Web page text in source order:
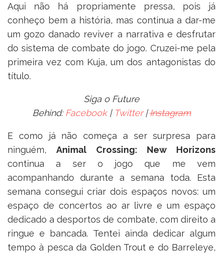
Aqui não há propriamente pressa, pois já
conheço bem a história, mas continua a dar-me
um gozo danado reviver a narrativa e desfrutar
do sistema de combate do jogo. Cruzei-me pela
primeira vez com Kuja, um dos antagonistas do
título.
Siga o Future
Behind: Facebook| Twitter|Instagram
E como já não começa a ser surpresa para
ninguém, Animal Crossing: New Horizons
continua a ser o jogo que me vem
acompanhando durante a semana toda. Esta
semana consegui criar dois espaços novos: um
espaço de concertos ao ar livre e um espaço
dedicado a desportos de combate, com direito a
ringue e bancada. Tentei ainda dedicar algum
tempo à pesca da Golden Trout e do Barreleye,